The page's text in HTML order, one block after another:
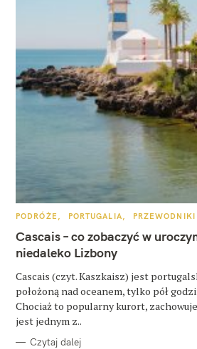
K
T
E
G
O
I
PODRÓŻE PORTUGALIA PRZEWODNIKI
Cascais – co zobaczyć w
niedaleko Lizbony
Cascais (czyt. Kaszkaisz) jest
położoną nad oceanem, tylko pół
Chociaż to popularny kurort,
jest jednym z..
Czytaj dalej
W
y
s
z
u
k
a